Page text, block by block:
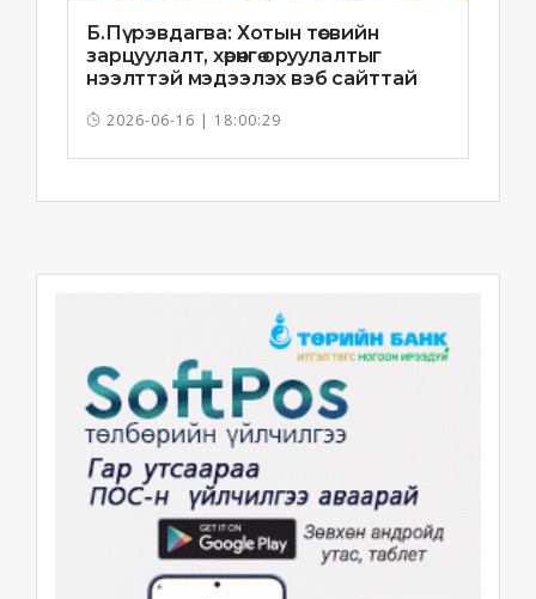
Б.Пүрэвдагва: Хотын төсвийн
зарцуулалт, хөрөнгө оруулалтыг
нээлттэй мэдээлэх вэб сайттай
2026-06-16 | 18:00:29